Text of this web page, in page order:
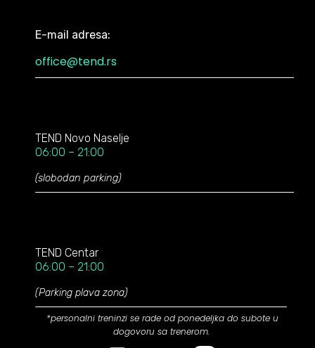
E-mail adresa:
office@tend.rs
TEND Novo Naselje
06:00 – 21:00
(slobodan parking)
TEND Centar
06:00 – 21:00
(Parking plava zona)
*personalni treninzi se rade od ponedeljka do subote u
dogovoru sa trenerom.